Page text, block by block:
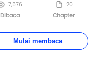
7,576
Dibaca
20
Chapter
Mulai membaca